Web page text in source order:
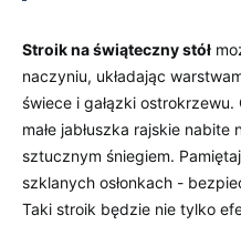
Stroik ‍na świąteczny stół
naczyniu, układając
⁣świece​ i gałązki
małe jabłuszka ​rajskie
sztucznym ‌śniegiem.
szklanych ⁣osłonkach ⁤-
Taki stroik ⁣będzie‍ nie tylko